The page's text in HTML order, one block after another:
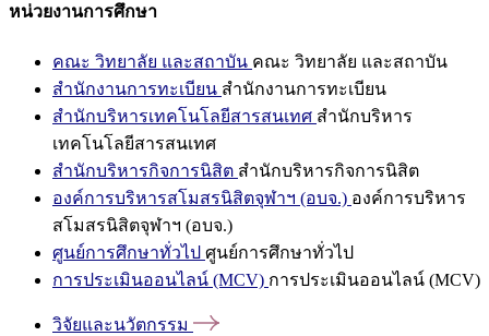
หน่วยงานการศึกษา
คณะ วิทยาลัย และสถาบัน คณะ วิทยาลัย และสถาบัน
สำนักงานการทะเบียน สำนักงานการทะเบียน
สำนักบริหารเทคโนโลยีสารสนเทศ สำนักบริหาร
เทคโนโลยีสารสนเทศ
สำนักบริหารกิจการนิสิต สำนักบริหารกิจการนิสิต
องค์การบริหารสโมสรนิสิตจุฬาฯ (อบจ.) องค์การบริหาร
สโมสรนิสิตจุฬาฯ (อบจ.)
ศูนย์การศึกษาทั่วไป ศูนย์การศึกษาทั่วไป
การประเมินออนไลน์ (MCV) การประเมินออนไลน์ (MCV)
วิจัยและนวัตกรรม